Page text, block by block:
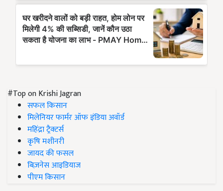
#Top on Krishi Jagran
सफल किसान
मिलेनियर फार्मर ऑफ इंडिया अवॉर्ड
महिंद्रा ट्रैक्टर्स
कृषि मशीनरी
जायद की फसल
बिज़नेस आइडियाज
पीएम किसान